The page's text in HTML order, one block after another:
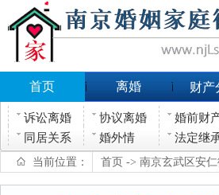
首页 离婚 财产
诉讼离婚 协议离婚 婚前财
同居关系
婚外情 法定继
当前位置： 首页 -> 南京玄武区安